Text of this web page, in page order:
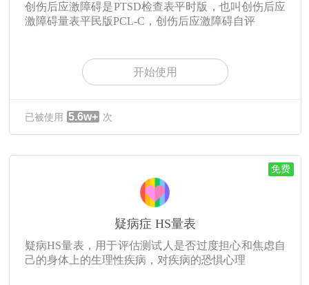
创伤后应激障碍是PTSD检查表平时版，也叫创伤后应
激障碍量表平民版PCL-C，创伤后应激障碍自评
开始使用
已被使用 5.6w+ 次
免费
疑病症 HS量表
疑病HS量表，用于评估测试人是否过度担心和焦虑自
己的身体上的生理性疾病，对疾病的恐惧心理